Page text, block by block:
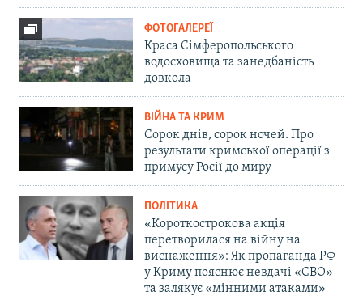
ФОТОГАЛЕРЕЇ
Краса Сімферопольського
водосховища та занедбаність
довкола
ВІЙНА ТА КРИМ
Сорок днів, сорок ночей. Про
результати кримської операції з
примусу Росії до миру
ПОЛІТИКА
«Короткострокова акція
перетворилася на війну на
виснаження»: Як пропаганда РФ
у Криму пояснює невдачі «СВО»
та залякує «мінними атаками»